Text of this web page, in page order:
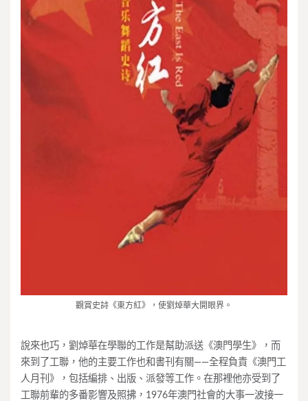
觀賞史詩《東方紅》，使劉焯華大開眼界。
說來也巧，劉焯華在學聯的工作是幫助派送《澳門學生》，而
來到了工聯，他的主要工作也和書刊有關——全程負責《澳門工
人月刊》，包括編排、出版、派發等工作。在那裡他亦受到了
工聯前輩的多番影響及照拂，1976年澳門社會的大事一波接一